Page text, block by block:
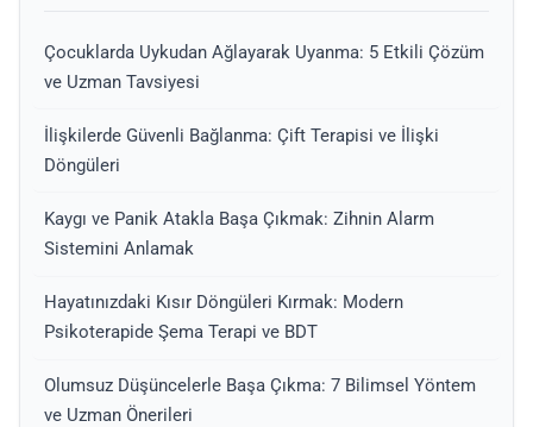
Çocuklarda Uykudan Ağlayarak Uyanma: 5 Etkili Çözüm
ve Uzman Tavsiyesi
İlişkilerde Güvenli Bağlanma: Çift Terapisi ve İlişki
Döngüleri
Kaygı ve Panik Atakla Başa Çıkmak: Zihnin Alarm
Sistemini Anlamak
Hayatınızdaki Kısır Döngüleri Kırmak: Modern
Psikoterapide Şema Terapi ve BDT
Olumsuz Düşüncelerle Başa Çıkma: 7 Bilimsel Yöntem
ve Uzman Önerileri